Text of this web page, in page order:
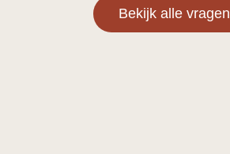
Bekijk alle vragen